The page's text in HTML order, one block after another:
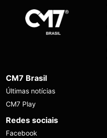
CM7 Brasil
Últimas notícias
CM7 Play
Redes sociais
Facebook